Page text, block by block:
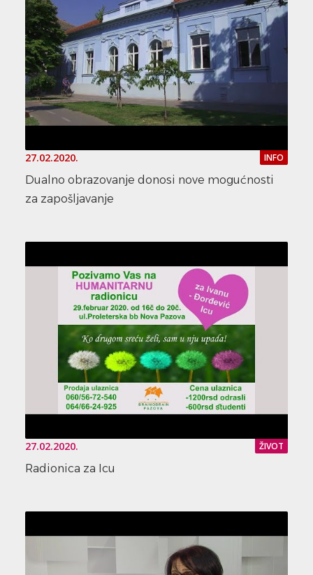
27.02.2020. INFO
Dualno obrazovanje donosi nove mogućnosti
za zapošljavanje
27.02.2020. ŽIVOT
Radionica za Icu